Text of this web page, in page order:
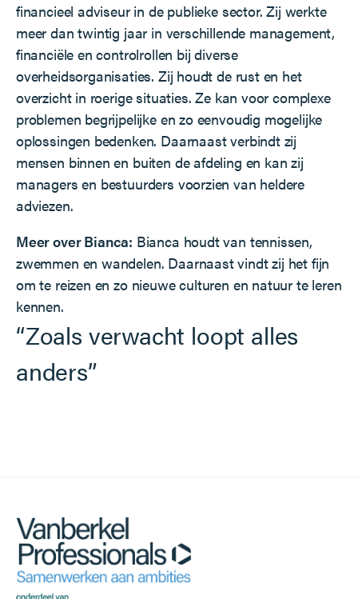
financieel adviseur in de publieke sector. Zij werkte
meer dan twintig jaar in verschillende management,
financiële en controlrollen bij diverse
overheidsorganisaties. Zij houdt de rust en het
overzicht in roerige situaties. Ze kan voor complexe
problemen begrijpelijke en zo eenvoudig mogelijke
oplossingen bedenken. Daarnaast verbindt zij
mensen binnen en buiten de afdeling en kan zij
managers en bestuurders voorzien van heldere
adviezen.
Meer over Bianca: Bianca houdt van tennissen,
zwemmen en wandelen. Daarnaast vindt zij het fijn
om te reizen en zo nieuwe culturen en natuur te leren
kennen.
“Zoals verwacht loopt alles
anders”